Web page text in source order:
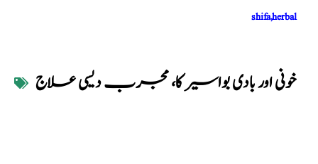
shifa,herbal
خونی اور بادی بواسیر کا، مجرب دیسی علاج